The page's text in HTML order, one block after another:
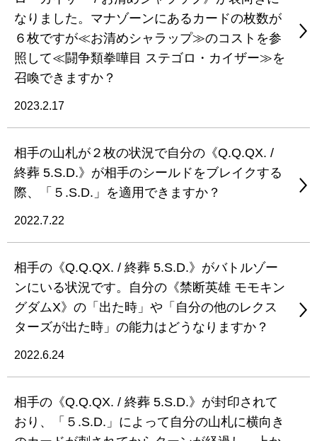
なりました。マナゾーンにあるカードの枚数が
６枚ですが≪お清めシャラップ≫のコストを参
照して≪闘争類拳嘩目 ステゴロ・カイザー≫を
召喚できますか？
2023.2.17
相手の山札が２枚の状況で自分の《Q.Q.QX. /
終葬 5.S.D.》が相手のシールドをブレイクする
際、「５.S.D.」を適用できますか？
2022.7.22
相手の《Q.Q.QX. / 終葬 5.S.D.》がバトルゾー
ンにいる状況です。自分の《禁断英雄 モモキン
グダムX》の「出た時」や「自分の他のレクス
ターズが出た時」の能力はどうなりますか？
2022.6.24
相手の《Q.Q.QX. / 終葬 5.S.D.》が封印されて
おり、「５.S.D.」によって自分の山札に横向き